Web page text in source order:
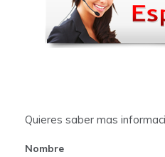
Quieres saber mas
Nombre